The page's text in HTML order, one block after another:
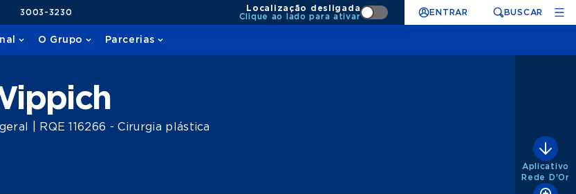
3003-3230
Localização desligada
Clique ao lado para ativar
ENTRAR BUSCAR
O Grupo Parcerias
| RQE 116266 - Cirurgia plástica
Aplicativo
Rede D'Or